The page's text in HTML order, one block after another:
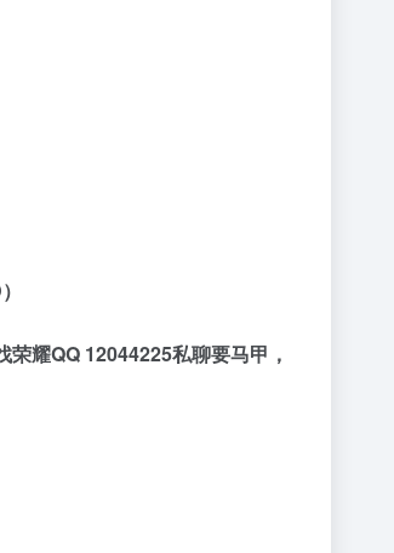
）
耀QQ 12044225私聊要马甲，